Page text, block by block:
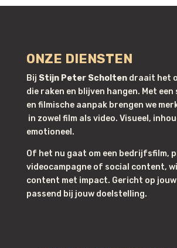
ONZE DIENSTEN
Bij Stijn Peter Scholtendraait het
die raken en blijven hangen. Met
en filmische aanpak brengen we
in zowel film als video. Visueel,
emotioneel.
Of het nu gaat om een bedrijfsfilm,
videocampagne of social content,
content met impact. Gericht op
passend bij jouw doelstelling.